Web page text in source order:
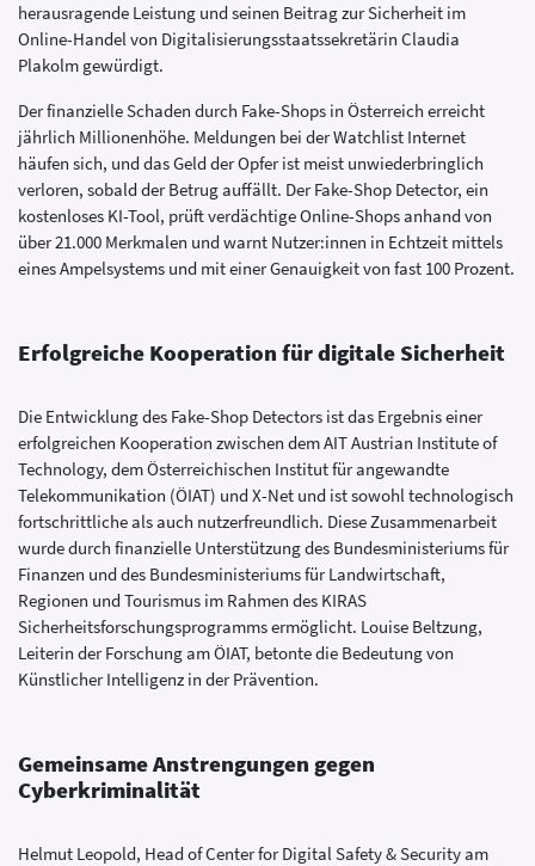
herausragende Leistung und seinen Beitrag zur Sicherheit im
Online-Handel von Digitalisierungsstaatssekretärin Claudia
Plakolm gewürdigt.
Der finanzielle Schaden durch Fake-Shops in Österreich erreicht
jährlich Millionenhöhe. Meldungen bei der Watchlist Internet
häufen sich, und das Geld der Opfer ist meist unwiederbringlich
verloren, sobald der Betrug auffällt. Der Fake-Shop Detector, ein
kostenloses KI-Tool, prüft verdächtige Online-Shops anhand von
über 21.000 Merkmalen und warnt Nutzer:innen in Echtzeit mittels
eines Ampelsystems und mit einer Genauigkeit von fast 100 Prozent.
Erfolgreiche Kooperation für digitale Sicherheit
Die Entwicklung des Fake-Shop Detectors ist das Ergebnis einer
erfolgreichen Kooperation zwischen dem AIT Austrian Institute of
Technology, dem Österreichischen Institut für angewandte
Telekommunikation (ÖIAT) und X-Net und ist sowohl technologisch
fortschrittliche als auch nutzerfreundlich. Diese Zusammenarbeit
wurde durch finanzielle Unterstützung des Bundesministeriums für
Finanzen und des Bundesministeriums für Landwirtschaft,
Regionen und Tourismus im Rahmen des KIRAS
Sicherheitsforschungsprogramms ermöglicht. Louise Beltzung,
Leiterin der Forschung am ÖIAT, betonte die Bedeutung von
Künstlicher Intelligenz in der Prävention.
Gemeinsame Anstrengungen gegen
Cyberkriminalität
Helmut Leopold, Head of Center for Digital Safety & Security am